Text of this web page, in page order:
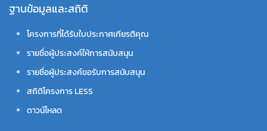
ฐานข้อมูลและสถิติ
โครงการที่ได้รับใบประกาศเกียรติคุณ
รายชื่อผู้ประสงค์ให้การสนับสนุน
รายชื่อผู้ประสงค์ขอรับการสนับสนุน
สถิติโครงการ LESS
ดาวน์โหลด